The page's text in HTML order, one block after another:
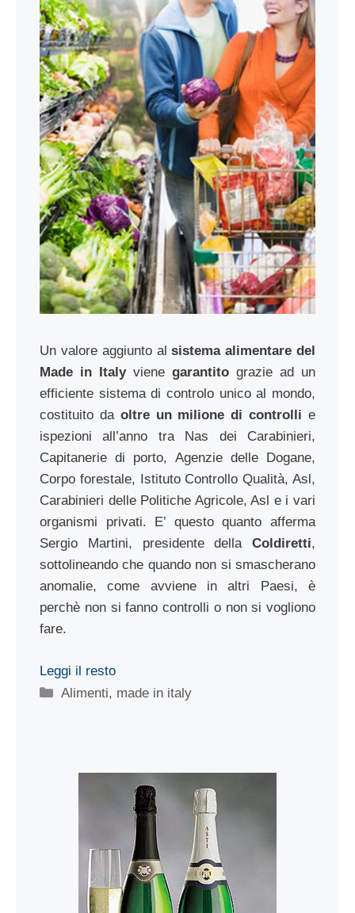
Un valore aggiunto alsistema alimentare del
Made in Italyviene garantito grazie ad un
efficiente sistema di controlo unico al mondo,
costituito da oltre un milione di controlli e
ispezioni all’anno tra Nas dei Carabinieri,
Capitanerie di porto, Agenzie delle Dogane,
Corpo forestale, Istituto Controllo Qualità, Asl,
Carabinieri delle Politiche Agricole, Asl e i vari
organismi privati. E’ questo quanto afferma
Sergio Martini, presidente della Coldiretti,
sottolineando che quando non si smascherano
anomalie, come avviene in altri Paesi, è
perchè non si fanno controlli o non si vogliono
fare.
Leggi il resto
Categorie
Alimenti, made in italy